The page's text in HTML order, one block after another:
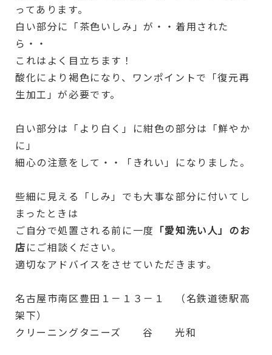
ってあります。
白い部分に「茶色いしみ」が・・着用された
ら・・
これはよく目立ちます！
酸化により褐色になり、ワンポイントで「復元再
生加工」が必要です。
白い部分は「より白く」に紺色の部分は「鮮やか
に」
細心の注意をして・・「きれい」になりました。
些細に見える「しみ」でも大事な部分に付いてし
まったときは
ご自分で処置される前に一度 「愛知洗い人」のお
店にご相談ください。
適切なアドバイスをさせていただきます。
名古屋市南区豊田１－１３－１ （名鉄道徳駅高
架下）
クリーニングタニーズ 谷 光和